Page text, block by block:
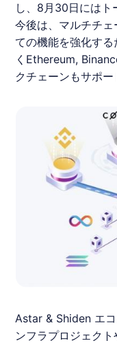
し、8月30日にはト
今後は、マルチチ
ての機能を強化す
くEthereum,
クチェーン もサポー
Astar & Shiden エコ
ンフラプロジェク